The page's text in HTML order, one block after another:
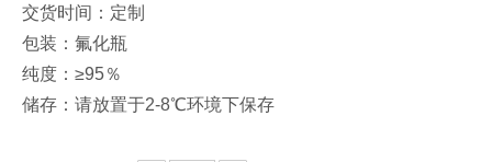
交货时间：定制
包装：氟化瓶
纯度：≥95％
储存：请放置于2-8℃环境下保存